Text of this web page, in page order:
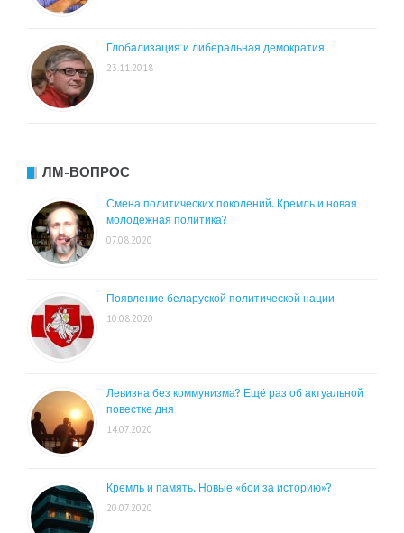
Глобализация и либеральная демократия
23.11.2018
ЛМ-ВОПРОС
Смена политических поколений. Кремль и новая
молодежная политика?
07.08.2020
Появление беларуской политической нации
10.08.2020
Левизна без коммунизма? Ещё раз об актуальной
повестке дня
14.07.2020
Кремль и память. Новые «бои за историю»?
20.07.2020